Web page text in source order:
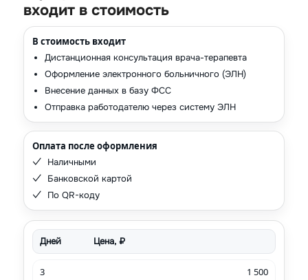
входит в стоимость
В стоимость входит
Дистанционная консультация врача-терапевта
Оформление электронного больничного (ЭЛН)
Внесение данных в базу ФСС
Отправка работодателю через систему ЭЛН
Оплата после оформления
Наличными
Банковской картой
По QR-коду
Дней Цена, ₽
3
1 500